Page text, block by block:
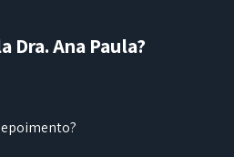
Ana Paula?